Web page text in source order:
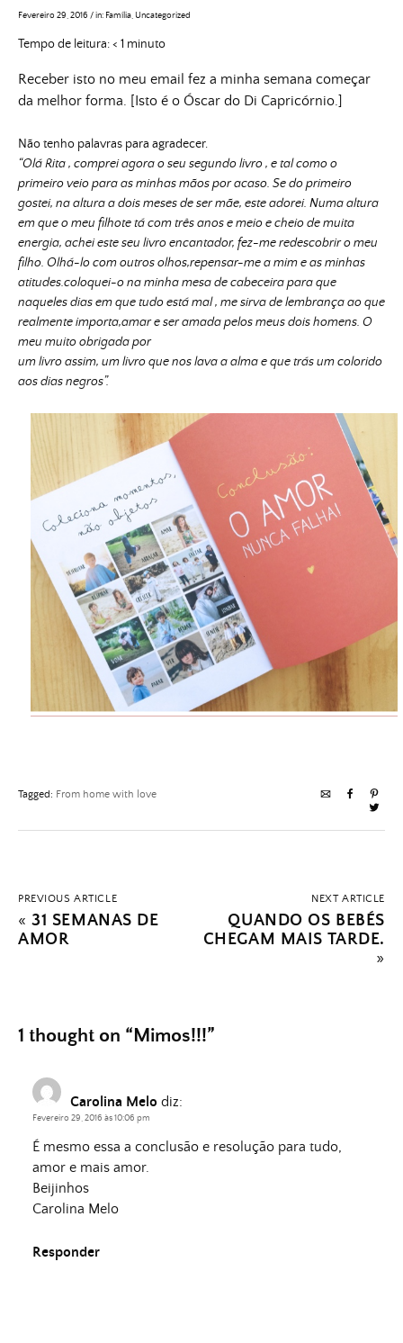
Fevereiro 29, 2016 /in: Família Uncategorized
Tempo de leitura:< 1 minuto
Receber isto no meu email fez a minha semana começar
da melhor forma. [Isto é o Óscar do Di Capricórnio.]
Não tenho palavras para agradecer.
“Olá Rita , comprei agora o seu segundo livro , e tal como o
primeiro veio para as minhas mãos por acaso. Se do primeiro
gostei, na altura a dois meses de ser mãe, este adorei. Numa altura
em que o meu filhote tá com três anos e meio e cheio de muita
energia, achei este seu livro encantador, fez-me redescobrir o meu
filho. Olhá-lo com outros olhos,repensar-me a mim e as minhas
atitudes.coloquei-o na minha mesa de cabeceira para que
naqueles dias em que tudo está mal , me sirva de lembrança ao que
realmente importa,amar e ser amada pelos meus dois homens. O
meu muito obrigada por
um livro assim, um livro que nos lava a alma e que trás um colorido
aos dias negros”.
Tagged: From home with love
PREVIOUS ARTICLE
«31 SEMANAS DE
AMOR
NEXT ARTICLE
QUANDO OS BEBÉS
CHEGAM MAIS TARDE.
»
1 thought on “ Mimos!!!”
Carolina Melo diz:
Fevereiro 29, 2016 às 10:06 pm
É mesmo essa a conclusão e resolução para tudo,
amor e mais amor.
Beijinhos
Carolina Melo
Responder